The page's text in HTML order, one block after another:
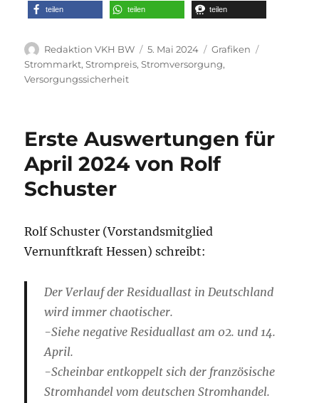
teilen teilen teilen
Autor
Redaktion VKH BW
Veröffentlicht
am
5. Mai 2024 Kategorien
Grafiken
Strommarkt,Strompreis,Stromversorgung,
Versorgungssicherheit
Erste Auswertungen für
April 2024 von Rolf
Schuster
Rolf Schuster (Vorstandsmitglied
Vernunftkraft Hessen) schreibt:
Der Verlauf der Residuallast in Deutschland
wird immer chaotischer.
-Siehe negative Residuallast am 02. und 14.
April.
-Scheinbar entkoppelt sich der französische
Stromhandel vom deutschen Stromhandel.